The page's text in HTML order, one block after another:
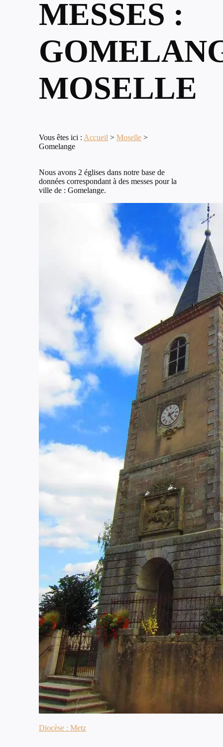
MESSES :
MOSELLE
Vous êtes ici : Accueil > Moselle >
Gomelange
Nous avons 2 églises dans notre base de
données correspondant à des messes pour la
ville de : Gomelange.
Diocèse : Metz